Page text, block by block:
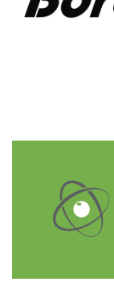
em março de
meses